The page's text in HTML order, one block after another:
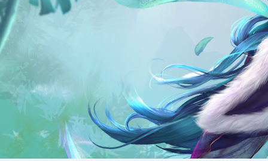
网易游戏